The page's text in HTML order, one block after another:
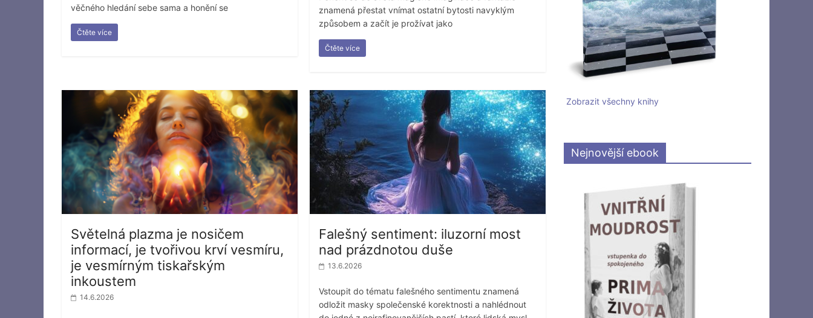
věčného hledání sebe sama a honění se
Čtěte více
znamená přestat vnímat ostatní bytosti navyklým
způsobem a začít je prožívat jako
Čtěte více
Světelná plazma je nosičem
informací, je tvořivou krví vesmíru,
je vesmírným tiskařským
inkoustem
14.6.2026
Falešný sentiment: iluzorní most
nad prázdnotou duše
13.6.2026
Vstoupit do tématu falešného sentimentu znamená
odložit masky společenské korektnosti a nahlédnout
Zobrazit všechny knihy
Nejnovější ebook